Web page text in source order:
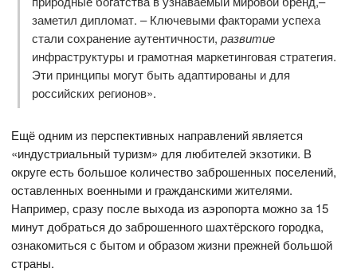
заметил дипломат. – Ключевыми факторами успеха
стали сохранение аутентичности, развитие
инфраструктуры и грамотная маркетинговая стратегия.
Эти принципы могут быть адаптированы и для
российских регионов».
Ещё одним из перспективных направлений является
«индустриальный туризм» для любителей экзотики. В
округе есть большое количество заброшенных поселений,
оставленных военными и гражданскими жителями.
Например, сразу после выхода из аэропорта можно за 15
минут добраться до заброшенного шахтёрского городка,
ознакомиться с бытом и образом жизни прежней большой
страны.